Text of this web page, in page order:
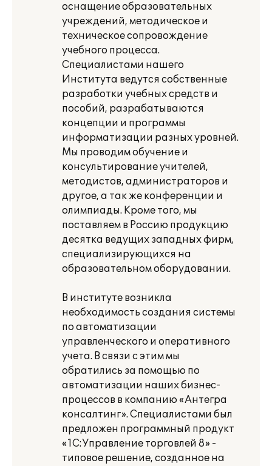
оснащение образовательных
учреждений, методическое и
техническое сопровождение
учебного процесса.
Специалистами нашего
Института ведутся собственные
разработки учебных средств и
пособий, разрабатываются
концепции и программы
информатизации разных уровней.
Мы проводим обучение и
консультирование учителей,
методистов, администраторов и
другое, а так же конференции и
олимпиады. Кроме того, мы
поставляем в Россию продукцию
десятка ведущих западных фирм,
специализирующихся на
образовательном оборудовании.
В институте возникла
необходимость создания системы
по автоматизации
управленческого и оперативного
учета. В связи с этим мы
обратились за помощью по
автоматизации наших бизнес-
процессов в компанию «Антегра
консалтинг». Специалистами был
предложен программный продукт
«1С:Управление торговлей 8» -
типовое решение, созданное на